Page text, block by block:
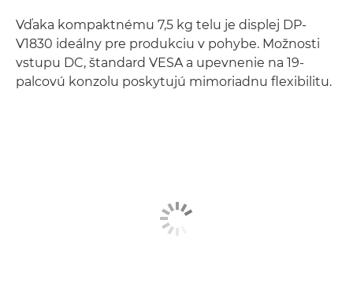
Vďaka kompaktnému 7,5 kg telu je displej DP-
V1830 ideálny pre produkciu v pohybe. Možnosti
vstupu DC, štandard VESA a upevnenie na 19-
palcovú konzolu poskytujú mimoriadnu flexibilitu.